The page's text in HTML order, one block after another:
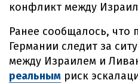
конфликт между
Ранее сообщалось, что
Германии следит за
между Израилем и
реальным риск